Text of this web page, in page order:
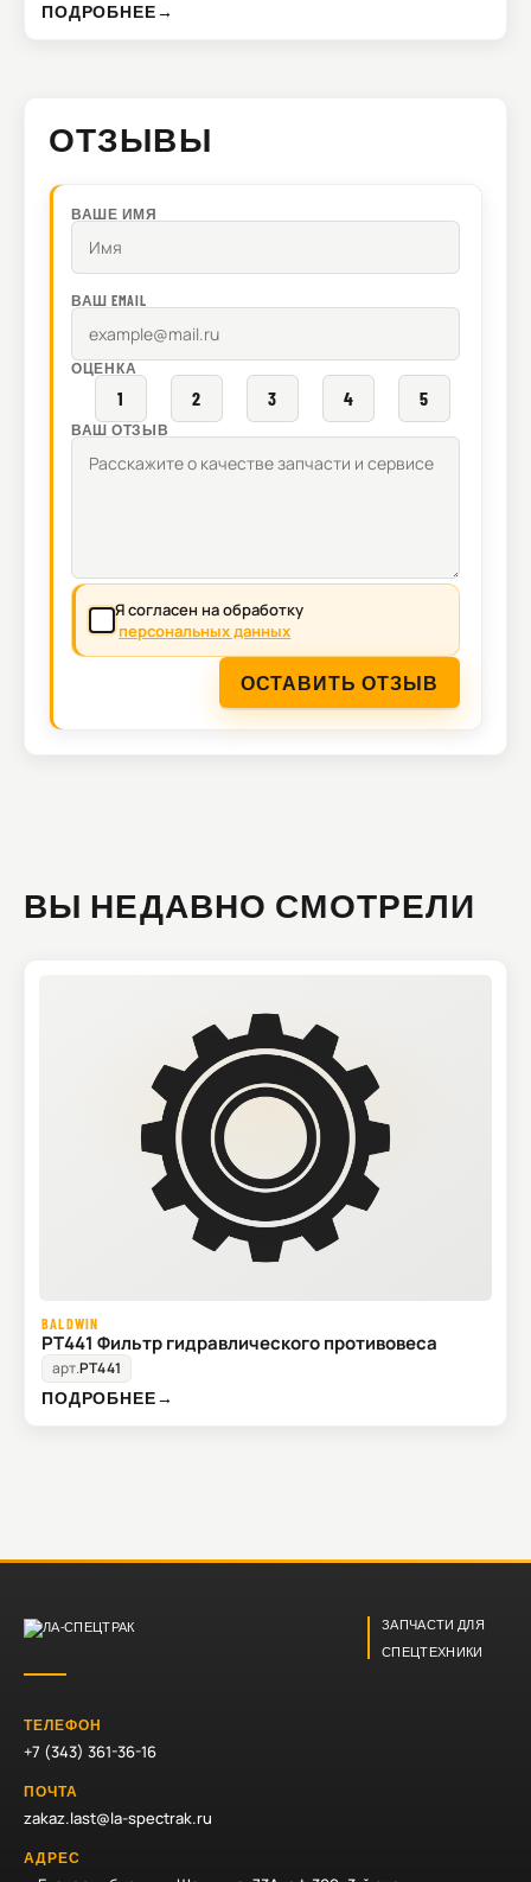
ПОДРОБНЕЕ→
ОТЗЫВЫ
ВАШЕ ИМЯ
ВАШ EMAIL
ОЦЕНКА
1 2 3 4 5
ВАШ ОТЗЫВ
Я согласен на обработку
персональных данных
ОСТАВИТЬ ОТЗЫВ
ВЫ НЕДАВНО СМОТРЕЛИ
BALDWIN
PT441 Фильтр гидравлического противовеса
арт.PT441
ПОДРОБНЕЕ→
ЗАПЧАСТИ ДЛЯ
СПЕЦТЕХНИКИ
ТЕЛЕФОН
+7 (343) 361-36-16
ПОЧТА
zakaz.last@la-spectrak.ru
АДРЕС